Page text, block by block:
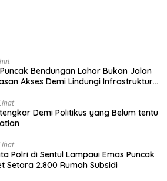
Bendungan Lahor Bukan Jalan
Akses Demi Lindungi Infrastruktur
Demi Politikus yang Belum tentu
Polri di Sentul Lampaui Emas Puncak
Setara 2.800 Rumah Subsidi